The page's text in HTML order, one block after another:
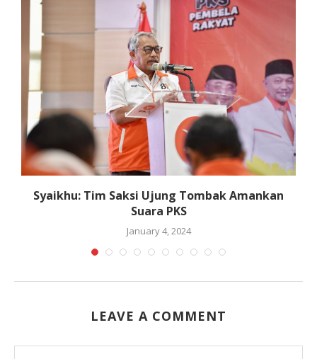
Syaikhu: Tim Saksi Ujung Tombak Amankan
Suara PKS
January 4, 2024
LEAVE A COMMENT